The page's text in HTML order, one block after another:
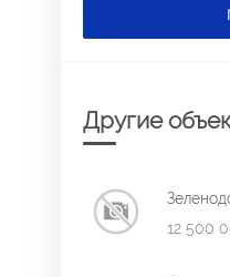
Другие
12 500